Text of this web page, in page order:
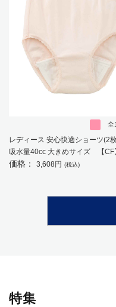
全
レディース 安心快適ショーツ(2
吸水量40cc 大きめサイズ 【CF
価格： 3,608円 (税込)
特集